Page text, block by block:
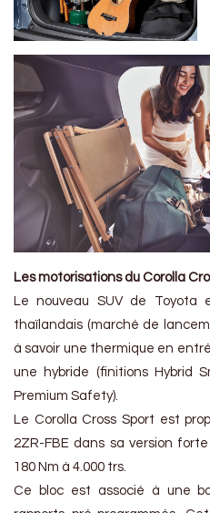
Les motorisations du Corolla
Le nouveau SUV de Toyota
thaïlandais (marché de
à savoir une thermique en
une hybride (finitions Hybrid
Premium Safety).
Le Corolla Cross Sport est
2ZR-FBE dans sa version
180 Nm à 4.000 trs.
Ce bloc est associé à une